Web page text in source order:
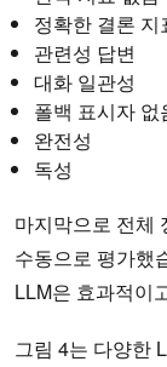
정확한 결론 지
관련성 답변
대화 일관성
폴백 표시자 없
완전성
독성
마지막으로 전체
수동으로 평가했
LLM은 효과적이
그림 4는 다양한